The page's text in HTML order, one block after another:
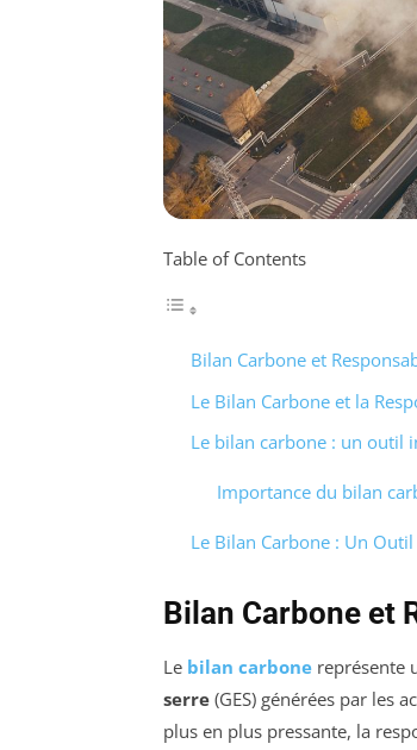
Table of Contents
Bilan Carbone et
Le Bilan Carbone et la
Le bilan carbone : un outil
Importance du bilan
Le Bilan Carbone : Un
Bilan Carbone et
Le bilan carbone représente
serre (GES) générées par les
plus en plus pressante, la